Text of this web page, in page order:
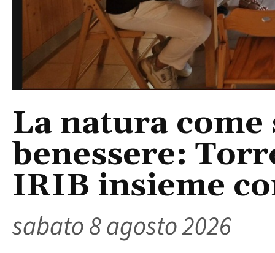
La natura
benessere:
IRIB insieme
sabato 8 agosto 2026